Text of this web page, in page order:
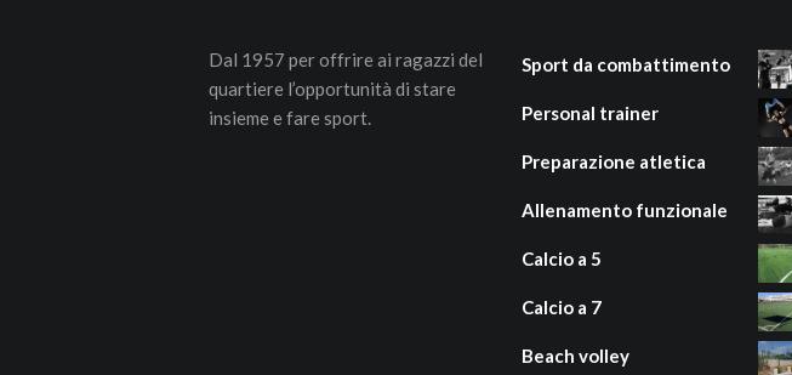
Dal 1957 per offrire ai ragazzi del
quartiere l’opportunità di stare
insieme e fare sport.
Sport da combattimento
Personal trainer
Preparazione atletica
Allenamento funzionale
Calcio a 5
Calcio a 7
Beach volley